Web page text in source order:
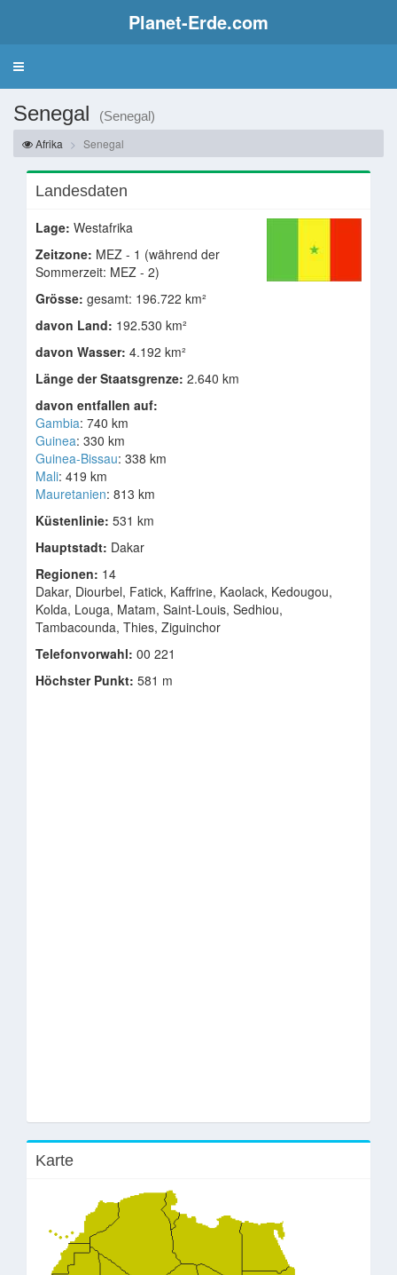
Planet-Erde.com
Senegal
(Senegal)
Afrika
Senegal
Landesdaten
Lage: Westafrika
Zeitzone: MEZ - 1 (während der
Sommerzeit: MEZ - 2)
Grösse: gesamt: 196.722 km²
davon Land: 192.530 km²
davon Wasser: 4.192 km²
Länge der Staatsgrenze: 2.640 km
davon entfallen auf:
Gambia: 740 km
Guinea: 330 km
Guinea-Bissau: 338 km
Mali: 419 km
Mauretanien: 813 km
Küstenlinie: 531 km
Hauptstadt: Dakar
Regionen: 14
Dakar, Diourbel, Fatick, Kaffrine, Kaolack, Kedougou,
Kolda, Louga, Matam, Saint-Louis, Sedhiou,
Tambacounda, Thies, Ziguinchor
Telefonvorwahl: 00 221
Höchster Punkt: 581 m
Karte